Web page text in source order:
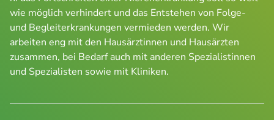
wie möglich verhindert und das Entstehen von Folge-
und Begleiterkrankungen vermieden werden. Wir
arbeiten eng mit den Hausärztinnen und Hausärzten
zusammen, bei Bedarf auch mit anderen Spezialistinnen
und Spezialisten sowie mit Kliniken.